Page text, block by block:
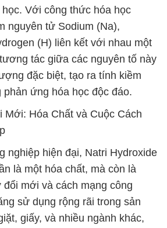
Với công thức hóa học
nguyên tử Sodium (Na),
(H) liên kết với nhau một
tác giữa các nguyên tố này
đặc biệt, tạo ra tính kiềm
phản ứng hóa học độc đáo.
Hóa Chất và Cuộc Cách
nghiệp hiện đại, Natri Hydroxide
là một hóa chất, mà còn là
mới và cách mạng công
sử dụng rộng rãi trong sản
giấy, và nhiều ngành khác,